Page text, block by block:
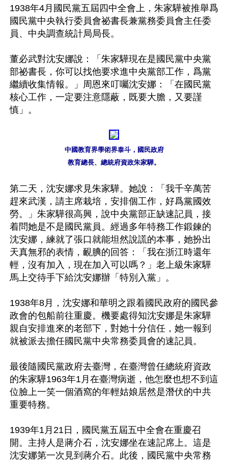
1938年4月國民黨五屆四中全會上，朱家驊被推舉爲
國民黨中央執行委員會祕書長兼黨務委員會主任委
員、中央調查統計局局長。
董必武對沈安娜說：「朱家驊現在是國民黨中央黨
部祕書長，你可以找他要求進中央黨部工作，爲黨
繼續收集情報。」周恩來叮囑沈安娜：「在國民黨
核心工作，一定要注意隱蔽，既要大膽，又要謹
慎」。
中國教育界學術界泰斗，國民政府
教育總長、總統府資政朱家驊。
第二天，沈安娜求見朱家驊。她說：「我千辛萬苦
趕來武漢，請主席栽培，安排個工作，好爲黨國效
勞。」朱家驊很高興，說中央黨部正缺速記員，接
着問她是不是國民黨員。經過多年特務工作鍛鍊的
沈安娜，練就了張口就能坦然說謊的本事，她扮出
天真無邪的表情，靦腆的回答：「我在浙江時還年
輕，沒有加入，現在加入可以嗎？」老上級朱家驊
馬上交待手下給沈安娜辦「特別入黨」。
1938年8月，沈安娜和華明之跟着國民政府的國民參
政會的包船前往重慶。機要處得知沈安娜是朱家驊
親自安排進來的老部下，對她十分信任，她一報到
就被派去擔任國民黨中央常務委員會的速記員。
最後隨國民黨政府去臺灣，在臺灣曾任總統府資政
的朱家驊1963年1月在臺灣病逝，他怎麼也想不到這
位臉上一笑一個酒窩的年輕姑娘居然是潛伏的中共
重要特務。
1939年1月21日，國民黨五屆五中全會在重慶召
開。主持人是蔣介石，沈安娜坐在速記席上。這是
沈安娜第一次見到蔣介石。此後，國民黨中央常務